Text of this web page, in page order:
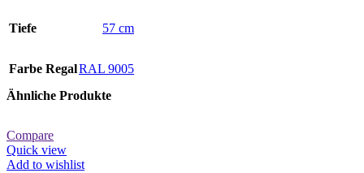
Tiefe 57 cm
Farbe RegalRAL 9005
Ähnliche Produkte
Compare
Quick view
Add to wishlist